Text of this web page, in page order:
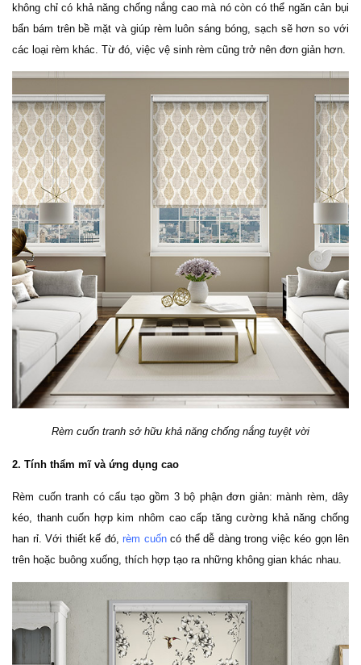
không chỉ có khả năng chống nắng cao mà nó còn có thể ngăn cản bụi
bẩn bám trên bề mặt và giúp rèm luôn sáng bóng, sạch sẽ hơn so với
các loại rèm khác. Từ đó, việc vệ sinh rèm cũng trở nên đơn giản hơn.
Rèm cuốn tranh sở hữu khả năng chống nắng tuyệt vời
2. Tính thẩm mĩ và ứng dụng cao
Rèm cuốn tranh có cấu tạo gồm 3 bộ phận đơn giản: mành rèm, dây
kéo, thanh cuốn hợp kim nhôm cao cấp tăng cường khả năng chống
han rỉ. Với thiết kế đó, rèm cuốn có thể dễ dàng trong việc kéo gọn lên
trên hoặc buông xuống, thích hợp tạo ra những không gian khác nhau.